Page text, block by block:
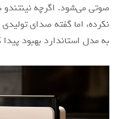
صوتی می‌شود. اگرچه نینتندو
نکرده، اما گفته صدای
به مدل استاندارد بهبود